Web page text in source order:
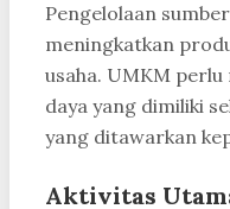
Pengelolaan
meningkatkan
usaha. UMKM
daya yang dimiliki
yang ditawarkan
Aktivitas